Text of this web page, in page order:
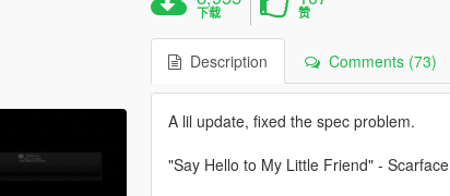
下载 赞
Description Comments (73)
A lil update, fixed the spec problem.
"Say Hello to My Little Friend" - Scarface